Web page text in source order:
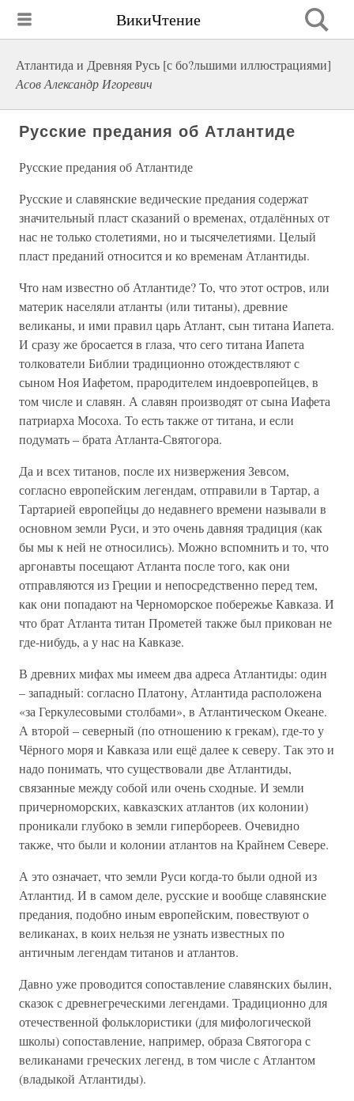
ВикиЧтение
Атлантида и Древняя Русь [с бо?льшими иллюстрациями]
Асов Александр Игоревич
Русские предания об Атлантиде
Русские предания об Атлантиде
Русские и славянские ведические предания содержат
значительный пласт сказаний о временах, отдалённых от
нас не только столетиями, но и тысячелетиями. Целый
пласт преданий относится и ко временам Атлантиды.
Что нам известно об Атлантиде? То, что этот остров, или
материк населяли атланты (или титаны), древние
великаны, и ими правил царь Атлант, сын титана Иапета.
И сразу же бросается в глаза, что сего титана Иапета
толкователи Библии традиционно отождествляют с
сыном Ноя Иафетом, прародителем индоевропейцев, в
том числе и славян. А славян производят от сына Иафета
патриарха Мосоха. То есть также от титана, и если
подумать – брата Атланта-Святогора.
Да и всех титанов, после их низвержения Зевсом,
согласно европейским легендам, отправили в Тартар, а
Тартарией европейцы до недавнего времени называли в
основном земли Руси, и это очень давняя традиция (как
бы мы к ней не относились). Можно вспомнить и то, что
аргонавты посещают Атланта после того, как они
отправляются из Греции и непосредственно перед тем,
как они попадают на Черноморское побережье Кавказа. И
что брат Атланта титан Прометей также был прикован не
где-нибудь, а у нас на Кавказе.
В древних мифах мы имеем два адреса Атлантиды: один
– западный: согласно Платону, Атлантида расположена
«за Геркулесовыми столбами», в Атлантическом Океане.
А второй – северный (по отношению к грекам), где-то у
Чёрного моря и Кавказа или ещё далее к северу. Так это и
надо понимать, что существовали две Атлантиды,
связанные между собой или очень сходные. И земли
причерноморских, кавказских атлантов (их колонии)
проникали глубоко в земли гипербореев. Очевидно
также, что были и колонии атлантов на Крайнем Севере.
А это означает, что земли Руси когда-то были одной из
Атлантид. И в самом деле, русские и вообще славянские
предания, подобно иным европейским, повествуют о
великанах, в коих нельзя не узнать известных по
античным легендам титанов и атлантов.
Давно уже проводится сопоставление славянских былин,
сказок с древнегреческими легендами. Традиционно для
отечественной фольклористики (для мифологической
школы) сопоставление, например, образа Святогора с
великанами греческих легенд, в том числе с Атлантом
(владыкой Атлантиды).